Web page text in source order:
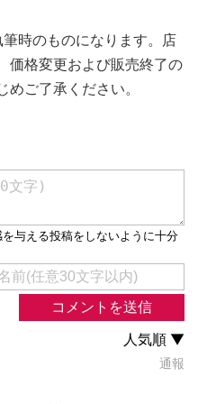
時のものになります。店
価格変更および販売終了の
ご了承ください。